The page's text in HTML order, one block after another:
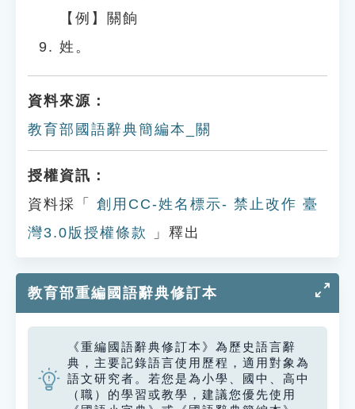
【例】關餉
姓。
資料來源：
教育部國語辭典簡編本_關
授權資訊：
資料採「
創用CC-姓名標示- 禁止改作 臺
灣3.0版授權條款
」釋出
教育部重編國語辭典修訂本
《重編國語辭典修訂本》為歷史語言辭
典，主要記錄語言使用歷程，適用對象為
語文研究者。若您是為小學、國中、高中
（職）的學習或教學，建議您優先使用